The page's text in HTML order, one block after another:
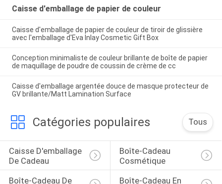
Caisse d'emballage de papier de couleur
Caisse d'emballage de papier de couleur de tiroir de glissière
avec l'emballage d'Eva Inlay Cosmetic Gift Box
Conception minimaliste de couleur brillante de boîte de papier
de maquillage de poudre de coussin de crème de cc
Caisse d'emballage argentée douce de masque protecteur de
GV brillante/Matt Lamination Surface
Catégories populaires Tous
Caisse D'emballage
De Cadeau
Boîte-Cadeau
Cosmétique
Boîte-Cadeau De
Boîte-Cadeau En